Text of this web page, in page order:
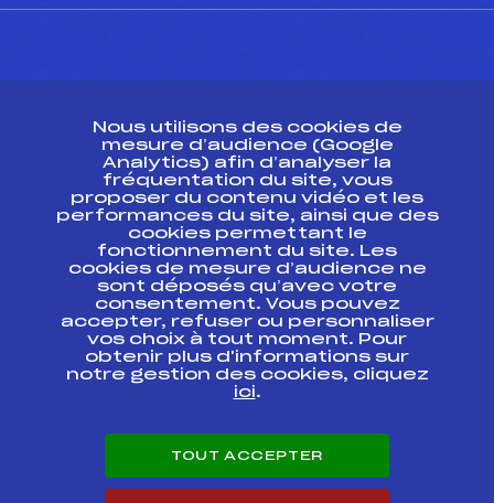
ESPACE PRESSE
Ressources
Pass’Neige
Projet sportif fédéral
Projet de performance fédéral
Antidopage
Pôle Développement, Formation, Suivi
Scientifique
Listes ministérielles
Pôle vie de l’athlète
Carrières
Nous utilisons des cookies de
mesure d’audience (Google
Analytics) afin d’analyser la
fréquentation du site, vous
proposer du contenu vidéo et les
performances du site, ainsi que des
cookies permettant le
fonctionnement du site. Les
cookies de mesure d’audience ne
sont déposés qu’avec votre
consentement. Vous pouvez
accepter, refuser ou personnaliser
vos choix à tout moment. Pour
obtenir plus d'informations sur
notre gestion des cookies, cliquez
ici.
TOUT ACCEPTER